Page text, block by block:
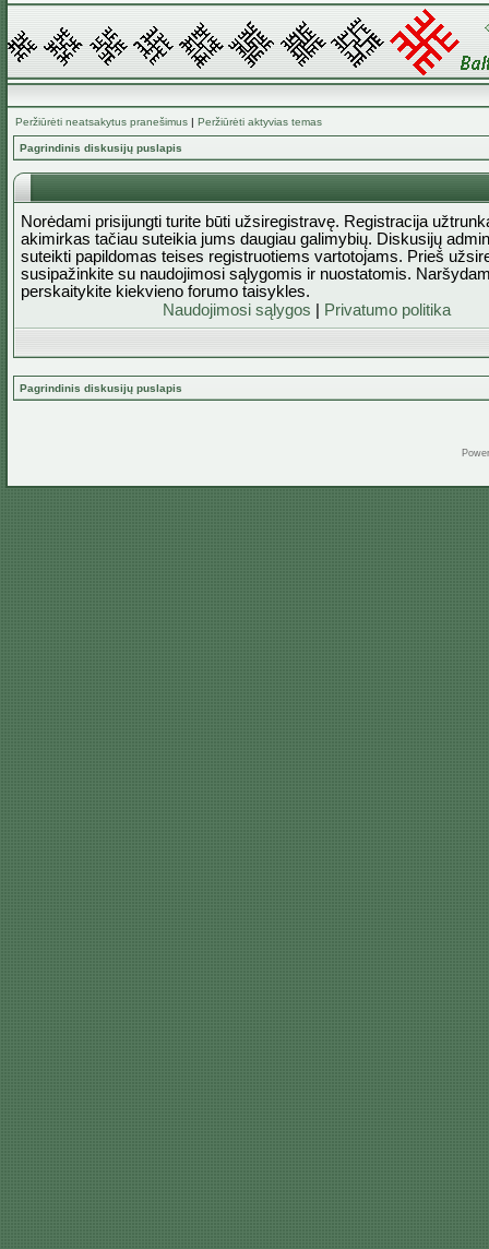
Peržiūrėti neatsakytus pranešimus | Peržiūrėti aktyvias temas
Pagrindinis diskusijų puslapis
Norėdami prisijungti turite būti užsiregistravę. Registracija
akimirkas tačiau suteikia jums daugiau galimybių. Diskusijų
suteikti papildomas teises registruotiems vartotojams. Prieš
susipažinkite su naudojimosi sąlygomis ir nuostatomis.
perskaitykite kiekvieno forumo taisykles.
Naudojimosi sąlygos
Privatumo politika
Pagrindinis diskusijų puslapis